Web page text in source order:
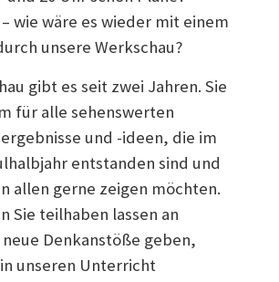
wie wäre es wieder mit einem
unsere Werkschau?
gibt es seit zwei Jahren. Sie
für alle sehenswerten
und -ideen, die im
entstanden sind und
allen gerne zeigen möchten.
Sie teilhaben lassen an
Denkanstöße geben,
unseren Unterricht